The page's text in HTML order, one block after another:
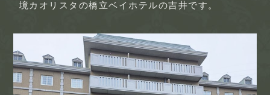
境カオリスタの橋立ベイホテルの吉井です。